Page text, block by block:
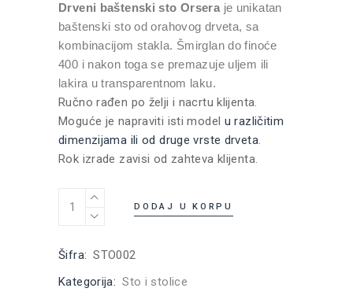
Drveni baštenski sto Orsera je unikatan
baštenski sto od orahovog drveta, sa
kombinacijom stakla. Šmirglan do finoće
400 i nakon toga se premazuje uljem ili
lakira u transparentnom laku.
Ručno rađen po želji i nacrtu klijenta.
Moguće je napraviti isti model u različitim
dimenzijama ili od druge vrste drveta.
Rok izrade zavisi od zahteva klijenta.
Drveni baštenski sto Orsera quantity
DODAJ U KORPU
Šifra: STO002
Kategorija: Sto i stolice